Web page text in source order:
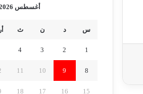
أغسطس 2026
س د ن ث
1
2
3
4
8
9
10
11
15
16
17
18